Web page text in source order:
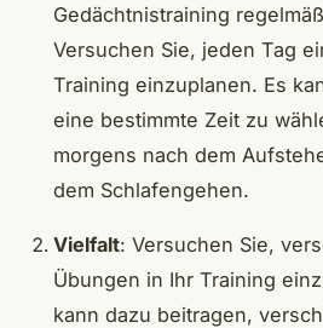
Gedächtnistraining
Versuchen Sie, jeden Tag
Training einzuplanen. Es
eine bestimmte Zeit zu
morgens nach dem
dem Schlafengehen.
Vielfalt: Versuchen Sie,
Übungen in Ihr Training
kann dazu beitragen,